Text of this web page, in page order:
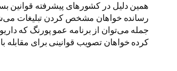
رسانده خواهان مشخص کردن تبلیغات
جمله می‌توان از برنامه عمو پورنگ که
کرده خواهان تصویب قوانینی برای مقابله